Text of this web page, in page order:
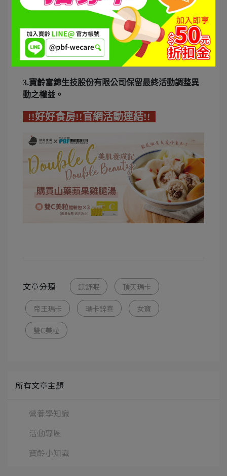
!!注意事項!!
1.活動期間內訂單成立且未退貨者，如不符合資格
者，不另行告知視為放棄。
2.雞湯為常溫品，產品後方有食用說明。
3.寶齡富錦生技股份有限公司保留最終活動調整異
動之權益。
!!好好食房!!官網活動連結!!
文章分類 鎂舒眠 頂天瑪卡
帝王瑪卡 瑪卡鋅喜 女寶
雙C美粒
所有文章主題
營養學知識
活動專區
寶齡小知識